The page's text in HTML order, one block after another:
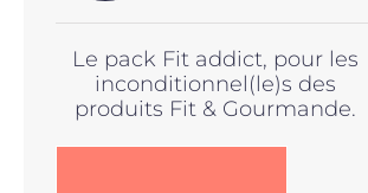
était :
58,50€.
est :
55,00€.
Le pack Fit addict, pour les
inconditionnel(le)s des
produits Fit & Gourmande.